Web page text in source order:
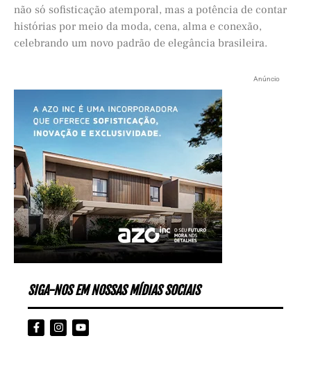
não só sofisticação atemporal, mas a potência de contar
histórias por meio da moda, cena, alma e conexão,
celebrando um novo padrão de elegância brasileira.
Anúncio
SIGA-NOS EM NOSSAS MÍDIAS SOCIAIS